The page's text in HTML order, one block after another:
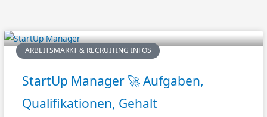
ARBEITSMARKT & RECRUITING INFOS
StartUp Manager 🚀 Aufgaben,
Qualifikationen, Gehalt